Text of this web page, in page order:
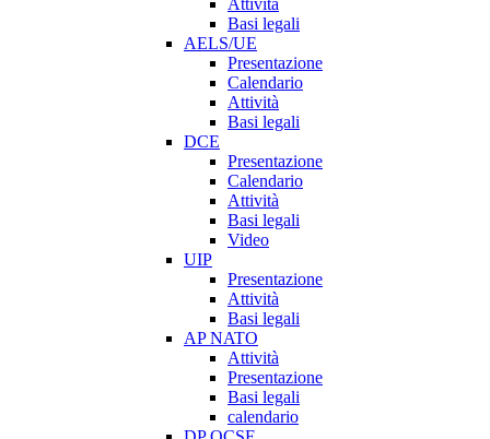
Attività
Basi legali
AELS/UE
Presentazione
Calendario
Attività
Basi legali
DCE
Presentazione
Calendario
Attività
Basi legali
Video
UIP
Presentazione
Attività
Basi legali
AP NATO
Attività
Presentazione
Basi legali
calendario